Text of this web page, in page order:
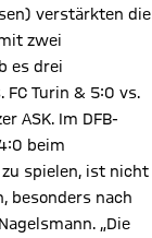
verstärkten die
zwei
es drei
FC Turin & 5:0 vs.
ASK. Im DFB-
beim
spielen, ist nicht
besonders nach
„Die